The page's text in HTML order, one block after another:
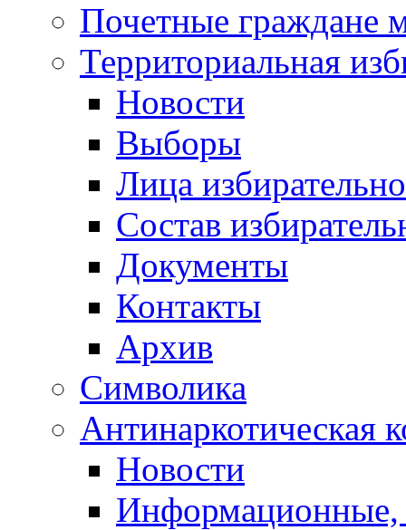
Почетные граждане
Территориальная
Новости
Выборы
Лица
Состав
Документы
Контакты
Архив
Символика
Антинаркотическая
Новости
Информационные,